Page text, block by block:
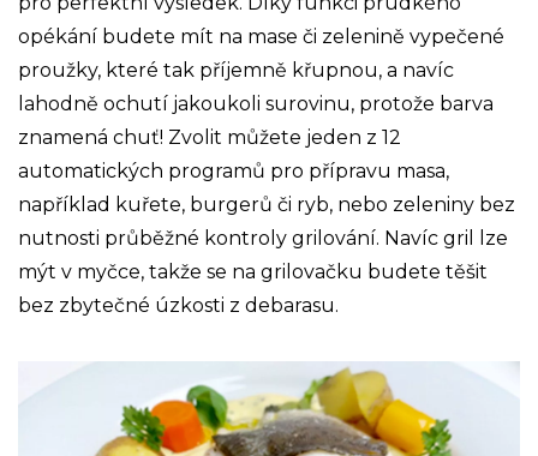
opékání budete mít na mase či zelenině vypečené
proužky, které tak příjemně křupnou, a navíc
lahodně ochutí jakoukoli surovinu, protože barva
znamená chuť! Zvolit můžete jeden z 12
automatických programů pro přípravu masa,
například kuřete, burgerů či ryb, nebo zeleniny bez
nutnosti průběžné kontroly grilování. Navíc gril lze
mýt v myčce, takže se na grilovačku budete těšit
bez zbytečné úzkosti z debarasu.